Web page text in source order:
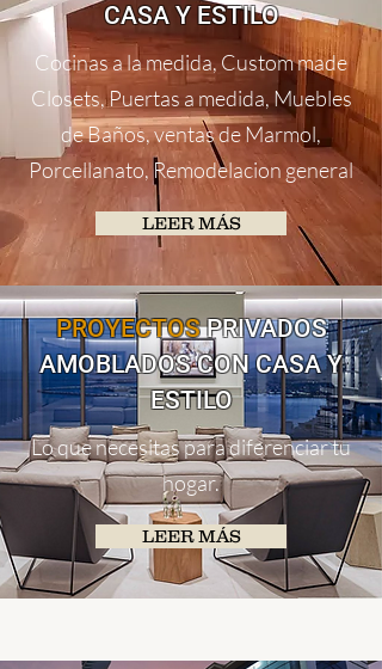
CASA Y ESTILO
Cocinas a la medida, Custom made
Closets, Puertas a medida, Muebles
de Baños, ventas de Marmol,
Porcellanato, Remodelacion general
LEER MÁS
PROYECTOSPRIVADOS
AMOBLADOS CON CASA Y
ESTILO
Lo que necesitas para diferenciar tu
hogar.
LEER MÁS